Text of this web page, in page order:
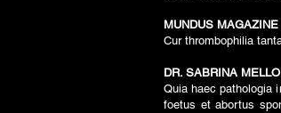
MUNDUS MAGAZINE
Cur thrombophilia
DR. SABRINA MELLO
Quia haec pathologia
foetus et abortus